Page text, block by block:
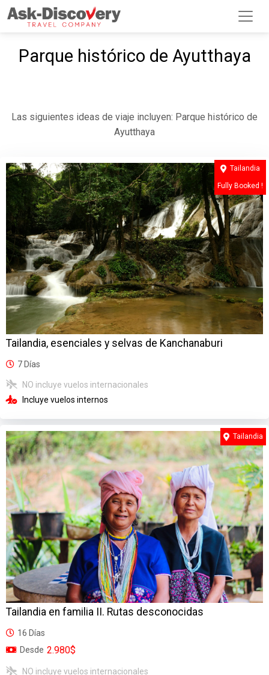
Parque histórico de Ayutthaya
Las siguientes ideas de viaje incluyen: Parque histórico de
Ayutthaya
Tailandia, esenciales y selvas de Kanchanaburi
7 Días
NO incluye vuelos internacionales
Incluye vuelos internos
Tailandia
Fully Booked !
Tailandia en familia II. Rutas desconocidas
16 Días
Desde 2.980$
NO incluye vuelos internacionales
Tailandia